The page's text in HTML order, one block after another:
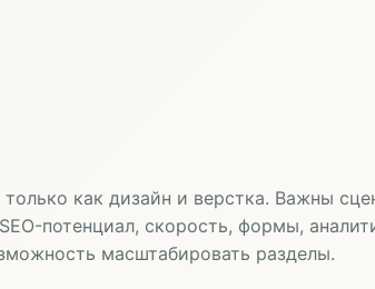
как дизайн и верстка. Важны
потенциал, скорость, формы,
масштабировать разделы.